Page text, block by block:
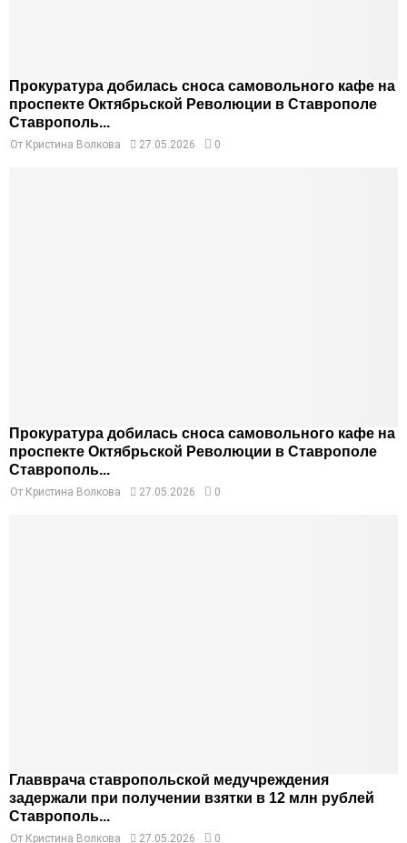
Прокуратура добилась сноса самовольного кафе на
проспекте Октябрьской Революции в Ставрополе
Ставрополь...
От Кристина Волкова 27.05.2026 0
Прокуратура добилась сноса самовольного кафе на
проспекте Октябрьской Революции в Ставрополе
Ставрополь...
От Кристина Волкова 27.05.2026 0
Главврача ставропольской медучреждения
задержали при получении взятки в 12 млн рублей
Ставрополь...
От Кристина Волкова 27.05.2026 0